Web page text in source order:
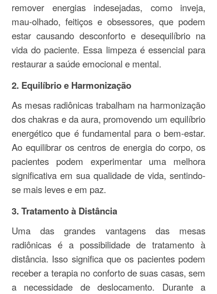
remover energias indesejadas, como inveja,
mau-olhado, feitiços e obsessores, que podem
estar causando desconforto e desequilíbrio na
vida do paciente. Essa limpeza é essencial para
restaurar a saúde emocional e mental.
2. Equilíbrio e Harmonização
As mesas radiônicas trabalham na harmonização
dos chakras e da aura, promovendo um equilíbrio
energético que é fundamental para o bem-estar.
Ao equilibrar os centros de energia do corpo, os
pacientes podem experimentar uma melhora
significativa em sua qualidade de vida, sentindo-
se mais leves e em paz.
3. Tratamento à Distância
Uma das grandes vantagens das mesas
radiônicas é a possibilidade de tratamento à
distância. Isso significa que os pacientes podem
receber a terapia no conforto de suas casas, sem
a necessidade de deslocamento. Durante a